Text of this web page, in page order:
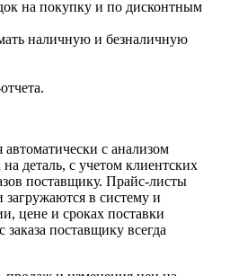
на покупку и по дисконтным
наличную и безналичную
с анализом
деталь, с учетом клиентских
поставщику. Прайс-листы
загружаются в систему и
цене и сроках поставки
заказа поставщику всегда